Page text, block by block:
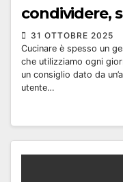
condividere,
31 OTTOBRE 2025
Cucinare è spesso un
che utilizziamo ogni
un consiglio dato da
utente…